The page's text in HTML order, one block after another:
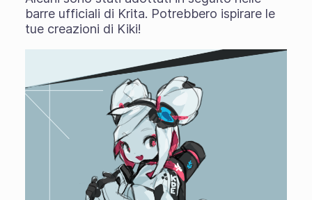
barre ufficiali di Krita. Potrebbero ispirare le
tue creazioni di Kiki!